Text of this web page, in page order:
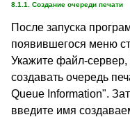
8.1.1. Создание очереди печати
После запуска
появившегося меню
Укажите файл-сервер,
создавать очередь
Queue Information".
введите имя